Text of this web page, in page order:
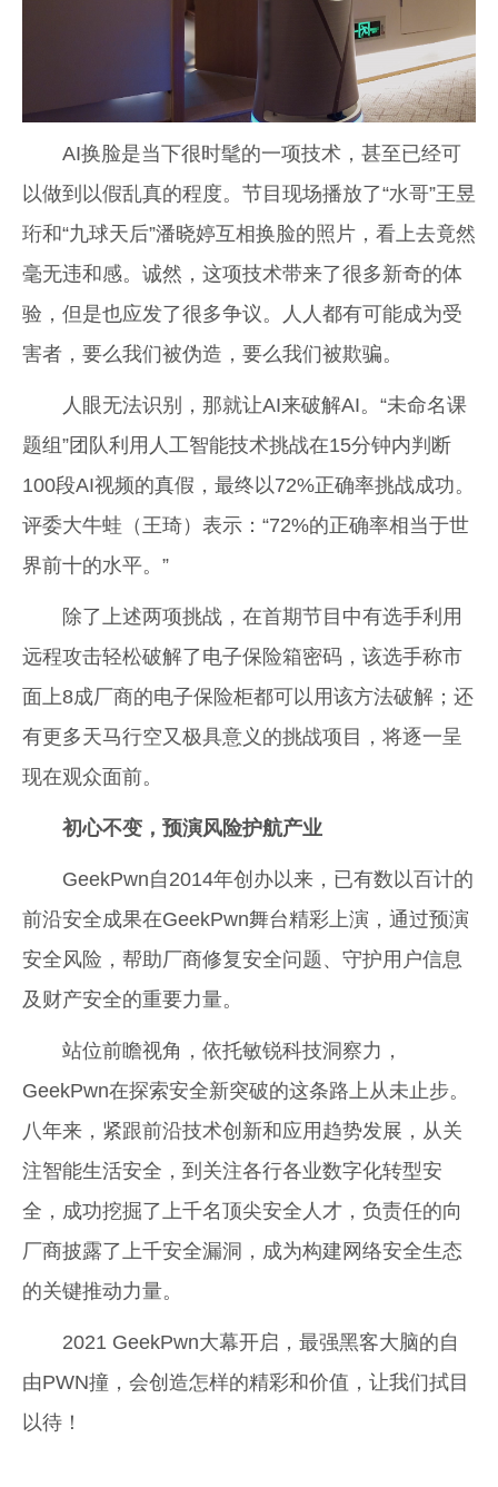
AI换脸是当下很时髦的一项技术，甚至已经可
以做到以假乱真的程度。节目现场播放了“水哥”王昱
珩和“九球天后”潘晓婷互相换脸的照片，看上去竟然
毫无违和感。诚然，这项技术带来了很多新奇的体
验，但是也应发了很多争议。人人都有可能成为受
害者，要么我们被伪造，要么我们被欺骗。
人眼无法识别，那就让AI来破解AI。“未命名课
题组”团队利用人工智能技术挑战在15分钟内判断
100段AI视频的真假，最终以72%正确率挑战成功。
评委大牛蛙（王琦）表示：“72%的正确率相当于世
界前十的水平。”
除了上述两项挑战，在首期节目中有选手利用
远程攻击轻松破解了电子保险箱密码，该选手称市
面上8成厂商的电子保险柜都可以用该方法破解；还
有更多天马行空又极具意义的挑战项目，将逐一呈
现在观众面前。
初心不变， 预演风险护航产业
GeekPwn自2014年创办以来，已有数以百计的
前沿安全成果在GeekPwn舞台精彩上演，通过预演
安全风险，帮助厂商修复安全问题、守护用户信息
及财产安全的重要力量。
站位前瞻视角，依托敏锐科技洞察力，
GeekPwn在探索安全新突破的这条路上从未止步。
八年来，紧跟前沿技术创新和应用趋势发展，从关
注智能生活安全，到关注各行各业数字化转型安
全，成功挖掘了上千名顶尖安全人才，负责任的向
厂商披露了上千安全漏洞，成为构建网络安全生态
的关键推动力量。
2021 GeekPwn大幕开启，最强黑客大脑的自
由PWN撞，会创造怎样的精彩和价值，让我们拭目
以待！